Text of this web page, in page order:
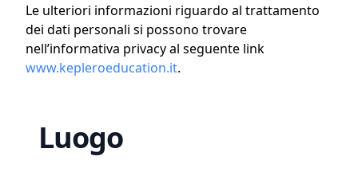
Le ulteriori informazioni riguardo al trattamento
dei dati personali si possono trovare
nell’informativa privacy al seguente link
www.kepleroeducation.it.
Luogo